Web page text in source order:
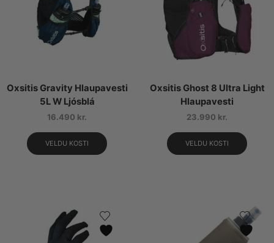
Oxsitis Gravity Hlaupavesti
5L W Ljósblá
16.490 kr.
VELDU KOSTI
Oxsitis Ghost 8 Ultra Light
Hlaupavesti
23.990 kr.
VELDU KOSTI